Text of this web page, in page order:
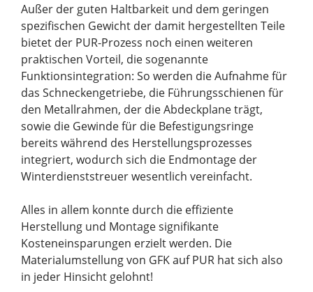
Außer der guten Haltbarkeit und dem geringen
spezifischen Gewicht der damit hergestellten Teile
bietet der PUR-Prozess noch einen weiteren
praktischen Vorteil, die sogenannte
Funktionsintegration: So werden die Aufnahme für
das Schneckengetriebe, die Führungsschienen für
den Metallrahmen, der die Abdeckplane trägt,
sowie die Gewinde für die Befestigungsringe
bereits während des Herstellungsprozesses
integriert, wodurch sich die Endmontage der
Winterdienststreuer wesentlich vereinfacht.
Alles in allem konnte durch die effiziente
Herstellung und Montage signifikante
Kosteneinsparungen erzielt werden. Die
Materialumstellung von GFK auf PUR hat sich also
in jeder Hinsicht gelohnt!